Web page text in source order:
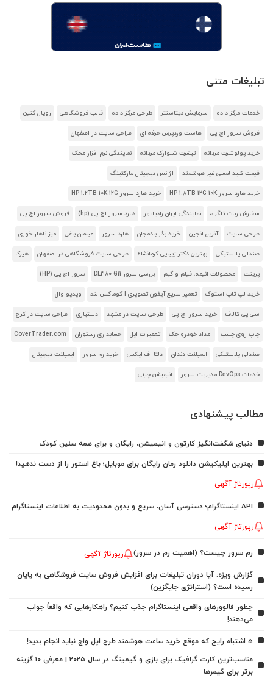
تبلیغات متنی
خدمات مرکز داده سرمایش دیتاسنتر طراحی مرکز داده قالب فروشگاهی رویال کنین
فروش سرور اچ پی هاست وردپرس حرفه ای طراحی سایت در اصفهان
خرید پولوشرت مردانه تیشرت شلوارک مردانه نمایندگی نرم افزار محک
قیمت کلید لمسی غیر هوشمند آژانس دیجیتال مارکتینگ
خرید هارد سرور HP 1.8TB 12G 10K خرید هارد سرور HP 1.2TB 10K 12G
سفارش ربات تلگرام نمایندگی ایران رادیاتور هارد سرور اچ پی (hp) فروش سرور اچ پی
طراحی سایت آنریل انجین خرید بذر بادمجان هارد سرور مبلمان باغی میز ناهار خوری
صندلی پلاستیکی بهترین دکتر زیبایی کرمانشاه طراحی سایت فروشگاهی در اصفهان هیرکا
پرینت محصولات انیمه، فیلم و گیم بررسی سرور DL380 G11 سرور اچ پی (HP)
خرید لپ تاپ استوک تعمیر سریع آیفون تصویری | کوماکس لند ویدیو وال
سی پی کالاف خرید سرور اچ پی طراحی سایت در مشهد دستیاری طراحی سایت در کرج
چاپ روی چسب امداد خودرو جک تعمیرات اپل حسابداری رستوران CoverTrader.com
صندلی پلاستیکی ایمپلنت دندان دلتا اف ایکس خرید رم سرور ایمپلنت دیجیتال
خدمات DevOps مدیریت سرور انیمیشن چینی
مطالب پیشنهادی
دنیای شگفت‌انگیز کارتون و انیمیشن، رایگان و برای همه سنین کودک
بهترین اپلیکیشن دانلود رمان رایگان برای موبایل؛ باغ استور را از دست ندهید!
رپورتاژ آگهی
API اینستاگرام؛ دسترسی آسان، سریع و بدون محدودیت به اطلاعات اینستاگرام
رپورتاژ آگهی
رم سرور چیست؟ (اهمیت رم در سرور) رپورتاژ آگهی
گزارش ویژه: آیا دوران تبلیغات برای افزایش فروش سایت فروشگاهی به پایان
رسیده است؟ (استراتژی جایگزین)
چطور فالوورهای واقعی اینستاگرام جذب کنیم؟ راهکارهایی که واقعاً جواب
می‌دهند!
5 اشتباه رایج که موقع خرید ساعت هوشمند طرح اپل واچ نباید انجام بدید!
مناسب‌ترین کارت گرافیک برای بازی و گیمینگ در سال ۲۰۲۵ | معرفی ۱۰ گزینه
برتر برای گیمرها